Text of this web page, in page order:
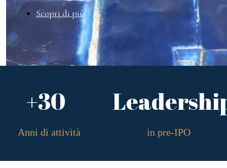
Scopri di più
+30
in pre-IPO
Anni di attività